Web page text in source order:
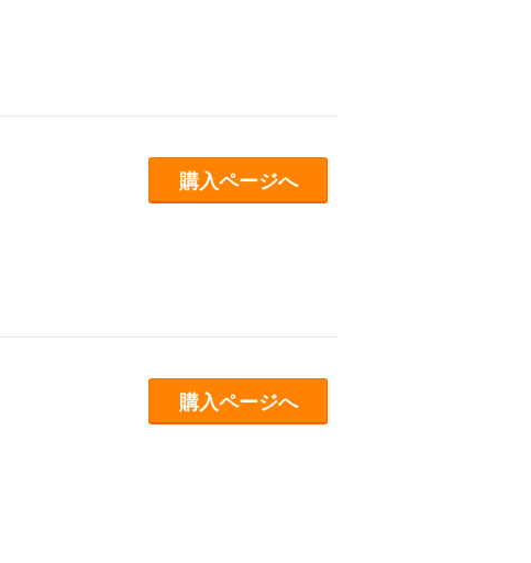
購入ページへ
購入ページへ